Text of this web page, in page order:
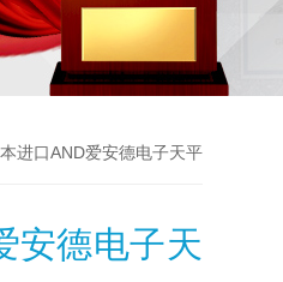
进口AND爱安德电子天平
安德电子天